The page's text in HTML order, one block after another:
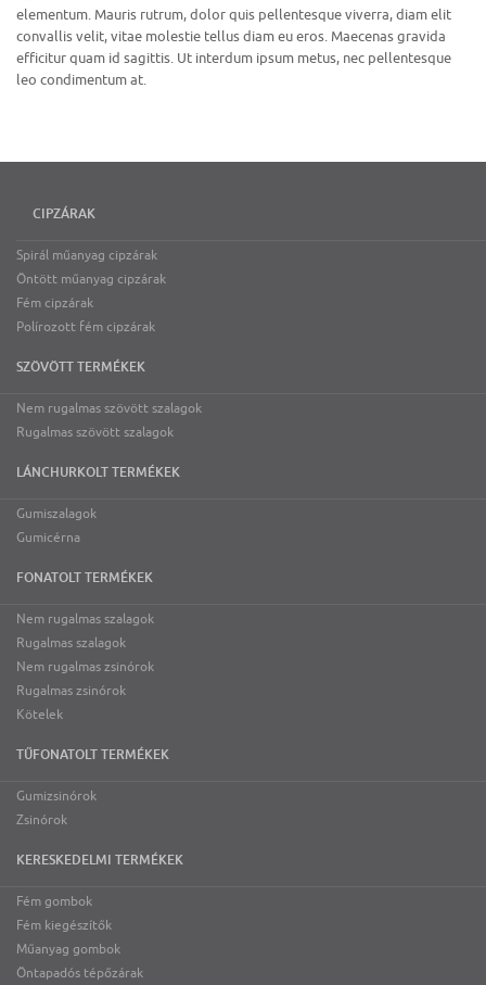
elementum. Mauris rutrum, dolor quis pellentesque viverra, diam elit
convallis velit, vitae molestie tellus diam eu eros. Maecenas gravida
efficitur quam id sagittis. Ut interdum ipsum metus, nec pellentesque
leo condimentum at.
CIPZÁRAK
Spirál műanyag cipzárak
Öntött műanyag cipzárak
Fém cipzárak
Polírozott fém cipzárak
SZÖVÖTT TERMÉKEK
Nem rugalmas szövött szalagok
Rugalmas szövött szalagok
LÁNCHURKOLT TERMÉKEK
Gumiszalagok
Gumicérna
FONATOLT TERMÉKEK
Nem rugalmas szalagok
Rugalmas szalagok
Nem rugalmas zsinórok
Rugalmas zsinórok
Kötelek
TŰFONATOLT TERMÉKEK
Gumizsinórok
Zsinórok
KERESKEDELMI TERMÉKEK
Fém gombok
Fém kiegészítők
Műanyag gombok
Öntapadós tépőzárak